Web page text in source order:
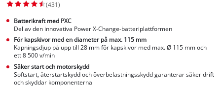
(431)
Batterikraft med PXC
Del av den innovativa Power X-Change-batteriplattformen
För kapskivor med en diameter på max. 115 mm
Kapningsdjup på upp till 28 mm för kapskivor med max. Ø 115 mm och
ett 8 500 v/min
Säker start och motorskydd
Softstart, återstartskydd och överbelastningsskydd garanterar säker drift
och skyddar komponenterna